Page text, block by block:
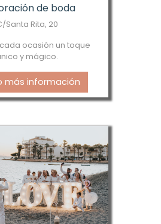
de boda
Santa Rita, 20
ocasión un toque
y mágico.
más información